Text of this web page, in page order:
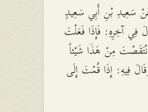
سَعِيدِ بْنِ أَبِي سَعِيدٍ
فِي آخِرِهِ: فَإِذَا فَعَلْتَ
مِنْ هَذَا شَيْئاً
فِيهِ: إِذَا قُمْتَ إِلَى